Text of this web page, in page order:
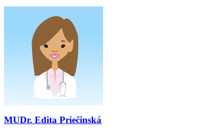
MUDr. Edita Priečinská